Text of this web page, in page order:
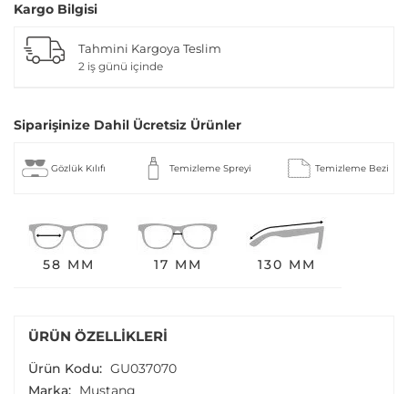
Kargo Bilgisi
Tahmini Kargoya Teslim
2 iş günü içinde
Siparişinize Dahil Ücretsiz Ürünler
Gözlük Kılıfı Temizleme Spreyi Temizleme Bezi
58 MM 17 MM 130 MM
ÜRÜN ÖZELLIKLERI
Ürün Kodu: GU037070
Marka: Mustang